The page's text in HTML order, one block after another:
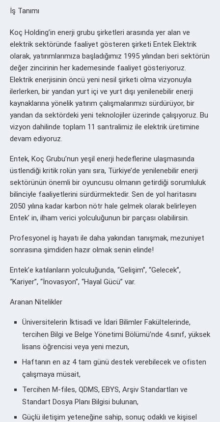
İş Tanımı
Koç Holding’in enerji grubu şirketleri arasında yer alan ve
elektrik sektöründe faaliyet gösteren şirketi Entek Elektrik
olarak, yatırımlarımıza başladığımız 1995 yılından beri sektörün
değer zincirinin her kademesinde faaliyet gösteriyoruz.
Elektrik enerjisinin öncü yeni nesil şirketi olma vizyonuyla
ilerlerken, bir yandan yurt içi ve yurt dışı yenilenebilir enerji
kaynaklarına yönelik yatırım çalışmalarımızı sürdürüyor, bir
yandan da sektördeki yeni teknolojiler üzerinde çalışıyoruz. Bu
vizyon dahilinde toplam 11 santralimiz ile elektrik üretimine
devam ediyoruz.
Entek, Koç Grubu’nun yeşil enerji hedeflerine ulaşmasında
üstlendiği kritik rolün yanı sıra, Türkiye’de yenilenebilir enerji
sektörünün önemli bir oyuncusu olmanın getirdiği sorumluluk
bilinciyle faaliyetlerini sürdürmektedir. Sen de yol haritasını
2050 yılına kadar karbon nötr hale gelmek olarak belirleyen
Entek’ in, ilham verici yolculuğunun bir parçası olabilirsin.
Profesyonel iş hayatı ile daha yakından tanışmak, mezuniyet
sonrasına şimdiden hazır olmak senin elinde!
Entek’e katılanların yolculuğunda, “Gelişim”, “Gelecek”,
“Kariyer”, “İnovasyon”, “Hayal Gücü” var.
Aranan Nitelikler
Üniversitelerin İktisadi ve İdari Bilimler Fakültelerinde,
tercihen Bilgi ve Belge Yönetimi Bölümü’nde 4.sınıf, yüksek
lisans öğrencisi veya yeni mezun,
Haftanın en az 4 tam günü destek verebilecek ve ofisten
çalışmaya müsait,
Tercihen M-files, QDMS, EBYS, Arşiv Standartları ve
Standart Dosya Planı Bilgisi bulunan,
Güçlü iletişim yeteneğine sahip, sonuç odaklı ve kişisel